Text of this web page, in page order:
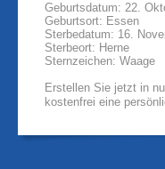
Geburtsdatum: 22.
Geburtsort: Essen
Sterbedatum: 16.
Sterbeort: Herne
Sternzeichen: Waage
Erstellen Sie jetzt in
kostenfrei eine